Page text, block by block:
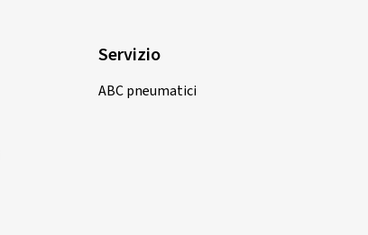
Servizio
ABC pneumatici